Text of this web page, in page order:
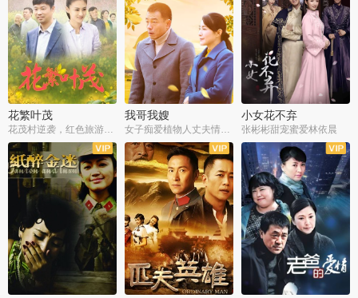
花繁叶茂
花茂村逆袭，红色旅游出圈
我哥我嫂
女子痴爱植物人丈夫情定一生
小女花不弃
张彬彬甜宠蜜爱林依晨
全42集
全35集 全32集